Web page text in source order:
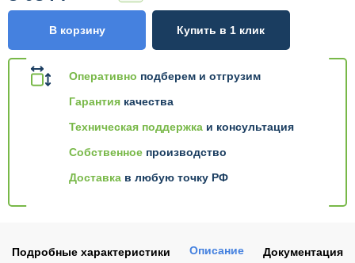
Оперативно подберем и отгрузим
Гарантия качества
Техническая поддержка и консультация
Собственное производство
Доставка в любую точку РФ
В корзину Купить в 1 клик
Подробные характеристики Описание Документация